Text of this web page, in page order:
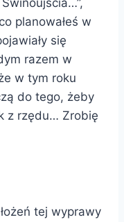
planowałeś w
się
razem w
w tym roku
do tego, żeby
z rzędu… Zrobię
tej wyprawy